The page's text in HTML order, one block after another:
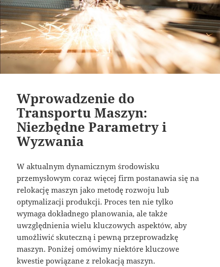
Wprowadzenie do
Transportu Maszyn:
Niezbędne Parametry i
Wyzwania
W aktualnym dynamicznym środowisku
przemysłowym coraz więcej firm postanawia się na
relokację maszyn jako metodę rozwoju lub
optymalizacji produkcji. Proces ten nie tylko
wymaga dokładnego planowania, ale także
uwzględnienia wielu kluczowych aspektów, aby
umożliwić skuteczną i pewną przeprowadzkę
maszyn. Poniżej omówimy niektóre kluczowe
kwestie powiązane z relokacją maszyn.